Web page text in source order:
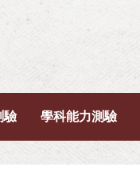
驗 學科能力測驗